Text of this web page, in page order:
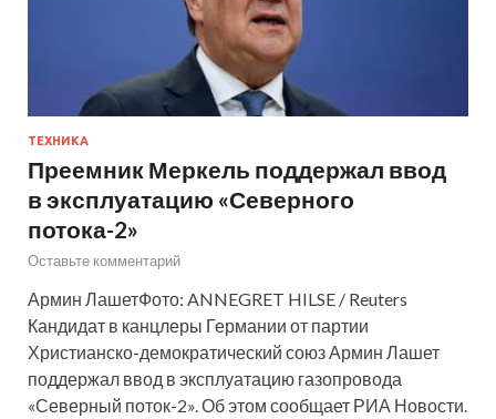
ТЕХНИКА
Преемник Меркель поддержал ввод
в эксплуатацию «Северного
потока-2»
Оставьте комментарий
Армин ЛашетФото: ANNEGRET HILSE / Reuters
Кандидат в канцлеры Германии от партии
Христианско-демократический союз Армин Лашет
поддержал ввод в эксплуатацию газопровода
«Северный поток-2». Об этом сообщает РИА Новости.